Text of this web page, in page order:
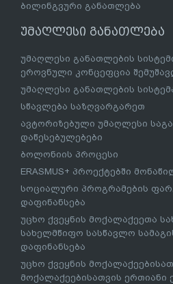
ბილინგვური განათლება
უმაღლესი განათლება
უმაღლესი განათლების
ეროვნული კონცეფცია
უმაღლესი განათლების
სწავლება საზღვარგარეთ
ავტორიზებული უმაღლესი
დაწესებულებები
ბოლონიის პროცესი
ERASMUS+ პროექტებში
სოციალური პროგრამების
დაფინანსება
უცხო ქვეყნის მოქალაქეეთა
სახელმწიფო სასწავლო
დაფინანსება
უცხო ქვეყნის
მოქალაქეებისათვის ერთიანი